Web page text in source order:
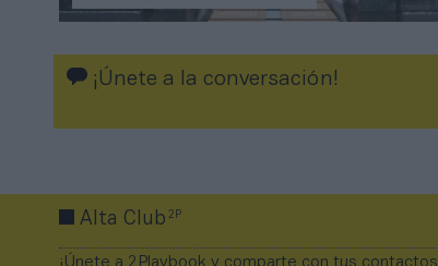
¡Únete a la conversación!
Alta Club2P
¡Únete a 2Playbook y comparte con tus contactos